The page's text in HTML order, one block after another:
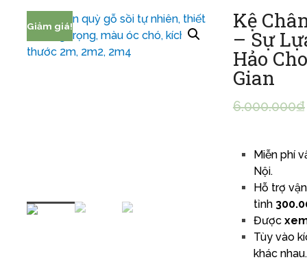
Giảm giá! Kệ
– Sự
Hảo
Gian
6.000.000₫
Miễn phí
Nội.
Hỗ trợ
tỉnh
Được
Tùy vào
khác nhau.